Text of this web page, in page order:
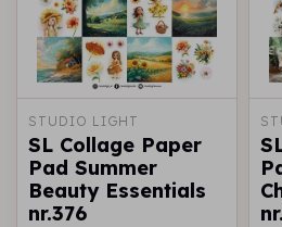
STUDIO LIGHT
SL Collage Paper
Pad Summer
Beauty Essentials
nr.376